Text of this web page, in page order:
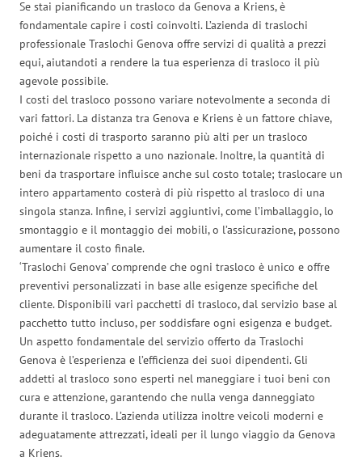
Se stai pianificando un trasloco da Genova a Kriens, è
fondamentale capire i costi coinvolti. L’azienda di traslochi
professionale Traslochi Genova offre servizi di qualità a prezzi
equi, aiutandoti a rendere la tua esperienza di trasloco il più
agevole possibile.
I costi del trasloco possono variare notevolmente a seconda di
vari fattori. La distanza tra Genova e Kriens è un fattore chiave,
poiché i costi di trasporto saranno più alti per un trasloco
internazionale rispetto a uno nazionale. Inoltre, la quantità di
beni da trasportare influisce anche sul costo totale; traslocare un
intero appartamento costerà di più rispetto al trasloco di una
singola stanza. Infine, i servizi aggiuntivi, come l’imballaggio, lo
smontaggio e il montaggio dei mobili, o l’assicurazione, possono
aumentare il costo finale.
‘Traslochi Genova’ comprende che ogni trasloco è unico e offre
preventivi personalizzati in base alle esigenze specifiche del
cliente. Disponibili vari pacchetti di trasloco, dal servizio base al
pacchetto tutto incluso, per soddisfare ogni esigenza e budget.
Un aspetto fondamentale del servizio offerto da Traslochi
Genova è l’esperienza e l’efficienza dei suoi dipendenti. Gli
addetti al trasloco sono esperti nel maneggiare i tuoi beni con
cura e attenzione, garantendo che nulla venga danneggiato
durante il trasloco. L’azienda utilizza inoltre veicoli moderni e
adeguatamente attrezzati, ideali per il lungo viaggio da Genova
a Kriens.